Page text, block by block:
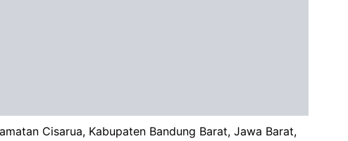
Cisarua, Kabupaten Bandung Barat, Jawa Barat,